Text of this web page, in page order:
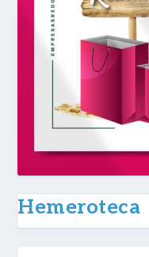
Hemeroteca